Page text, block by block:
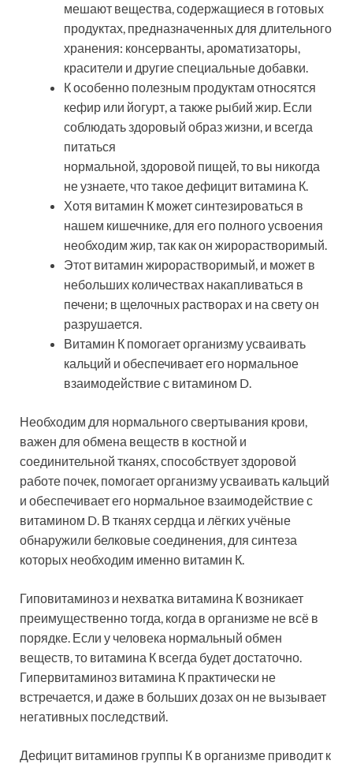
мешают вещества, содержащиеся в готовых
продуктах, предназначенных для длительного
хранения: консерванты, ароматизаторы,
красители и другие специальные добавки.
К особенно полезным продуктам относятся
кефир или йогурт, а также рыбий жир. Если
соблюдать здоровый образ жизни, и всегда
питаться
нормальной, здоровой пищей, то вы никогда
не узнаете, что такое дефицит витамина К.
Хотя витамин К может синтезироваться в
нашем кишечнике, для его полного усвоения
необходим жир, так как он жирорастворимый.
Этот витамин жирорастворимый, и может в
небольших количествах накапливаться в
печени; в щелочных растворах и на свету он
разрушается.
Витамин К помогает организму усваивать
кальций и обеспечивает его нормальное
взаимодействие с витамином D.
Необходим для нормального свертывания крови,
важен для обмена веществ в костной и
соединительной тканях, способствует здоровой
работе почек, помогает организму усваивать кальций
и обеспечивает его нормальное взаимодействие с
витамином D. В тканях сердца и лёгких учёные
обнаружили белковые соединения, для синтеза
которых необходим именно витамин К.
Гиповитаминоз и нехватка витамина К возникает
преимущественно тогда, когда в организме не всё в
порядке. Если у человека нормальный обмен
веществ, то витамина К всегда будет достаточно.
Гипервитаминоз витамина К практически не
встречается, и даже в больших дозах он не вызывает
негативных последствий.
Дефицит витаминов группы К в организме приводит к